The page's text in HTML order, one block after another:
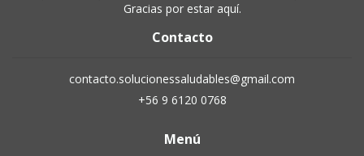
Gracias por estar aquí.
Contacto
contacto.solucionessaludables@gmail.com
+56 9 6120 0768
Menú